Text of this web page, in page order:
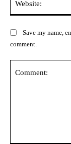
Save my name,
comment.